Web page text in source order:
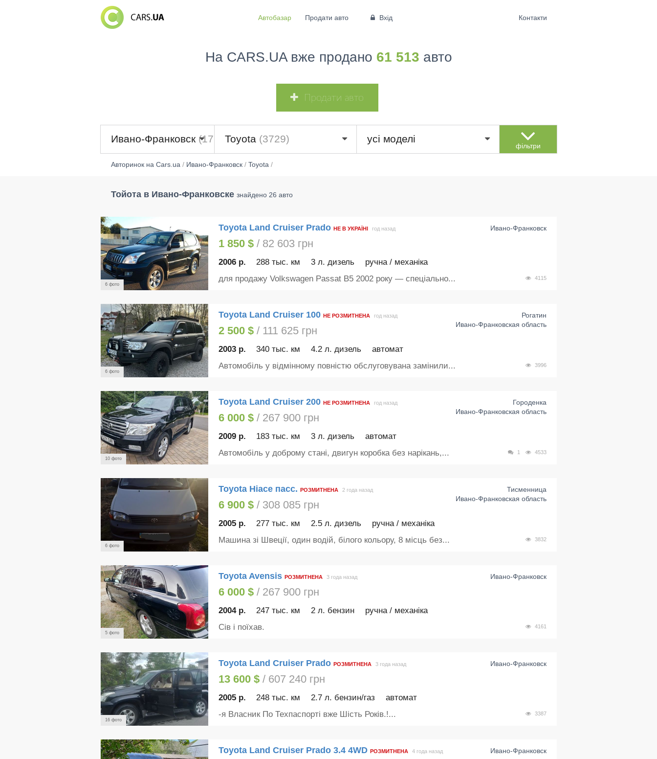
Автобазар Продати авто Вхід Контакти
На CARS.UA вже продано 61 513 авто
Продати авто
Ивано-Франковск (1768)Toyota (3729) усі моделі
фільтри
Авторинок на Cars.ua/ Ивано-Франковск/ Toyota/
Тойота в Ивано-Франковске знайдено 26 авто
6 фото
Toyota Land Cruiser Prado НЕ В УКРАЇНІ Ивано-Франковск
год назад
1 850 $/ 82 603 грн
2006 р. 288 тыс. км 3 л. дизель ручна / механіка
4115
для продажу Volkswagen Passat B5 2002 року — спеціально...
6 фото
Toyota Land Cruiser 100 НЕ РОЗМИТНЕНА
Рогатин
Ивано-Франковская область
год назад
2 500 $/ 111 625 грн
2003 р. 340 тыс. км 4.2 л. дизель автомат
3996
Автомобіль у відмінному повністю обслуговувана замінили...
10 фото
Toyota Land Cruiser 200 НЕ РОЗМИТНЕНА
Городенка
Ивано-Франковская область
год назад
6 000 $/ 267 900 грн
2009 р. 183 тыс. км 3 л. дизель автомат
1 4533
Автомобіль у доброму стані, двигун коробка без нарікань,...
6 фото
Toyota Hiace пасс. РОЗМИТНЕНА
Тисменница
Ивано-Франковская область
2 года назад
6 900 $/ 308 085 грн
2005 р. 277 тыс. км 2.5 л. дизель ручна / механіка
3832
Машина зі Швеції, один водій, білого кольору, 8 місць без...
5 фото
Toyota Avensis РОЗМИТНЕНА Ивано-Франковск
3 года назад
6 000 $/ 267 900 грн
2004 р. 247 тыс. км 2 л. бензин ручна / механіка
4161
Сів і поїхав.
16 фото
Toyota Land Cruiser Prado РОЗМИТНЕНА Ивано-Франковск
3 года назад
13 600 $/ 607 240 грн
2005 р. 248 тыс. км 2.7 л. бензин/газ автомат
3387
-я Власник По Техпаспорті вже Шість Років.!...
Toyota Land Cruiser Prado 3.4 4WD РОЗМИТНЕНА Ивано-Франковск
4 года назад